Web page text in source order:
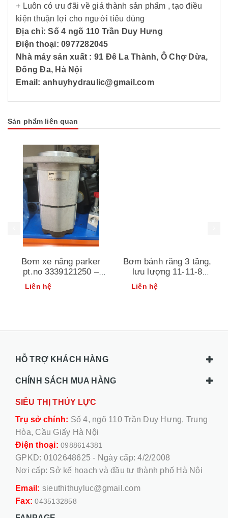
+ Luôn có ưu đãi về giá thành sản phẩm , tạo điều
kiện thuận lợi cho người tiêu dùng
Địa chỉ: Số 4 ngõ 110 Trần Duy Hưng
Điện thoại: 0977282045
Nhà máy sản xuất : 91 Đê La Thành, Ô Chợ Dừa,
Đống Đa, Hà Nội
Email: anhuyhydraulic@gmail.com
Sản phẩm liên quan
Bơm xe nâng parker
pt.no 3339121250 –
ser.no 45/17
66146949/002
Liên hệ
Bơm bánh răng 3 tầng,
lưu lượng 11-11-8
dùng cho máy đào pc
20/28
Liên hệ
HỖ TRỢ KHÁCH HÀNG
CHÍNH SÁCH MUA HÀNG
SIÊU THỊ THỦY LỰC
Trụ sở chính: Số 4, ngõ 110 Trần Duy Hưng, Trung
Hòa, Cầu Giấy Hà Nội
Điện thoại: 0988614381
GPKD: 0102648625 - Ngày cấp: 4/2/2008
Nơi cấp: Sở kế hoạch và đầu tư thành phố Hà Nội
Email: sieuthithuyluc@gmail.com
Fax:0435132858